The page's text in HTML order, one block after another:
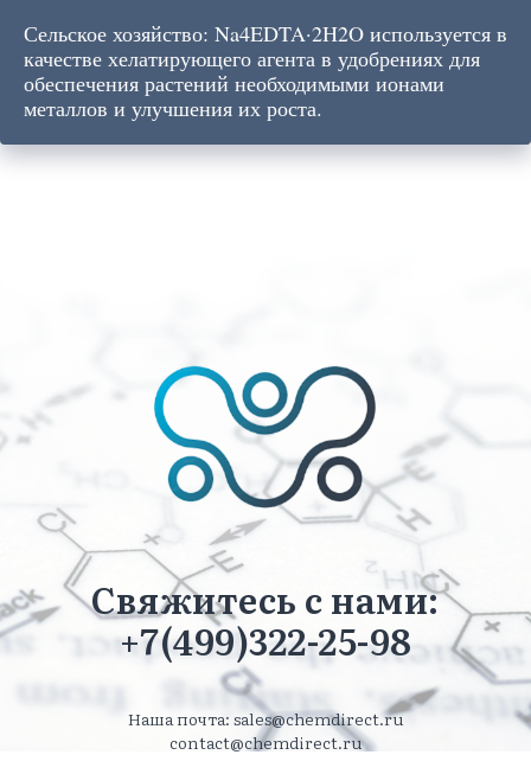
Сельское хозяйство: Na4EDTA·2H2O используется в
качестве хелатирующего агента в удобрениях для
обеспечения растений необходимыми ионами
металлов и улучшения их роста.
Свяжитесь с нами:
+7(499)322-25-98
Наша почта: sales@chemdirect.ru
contact@chemdirect.ru